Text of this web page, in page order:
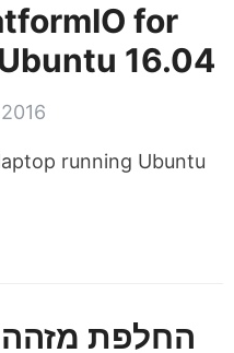
for
16.04
running Ubuntu
החלפת מזהה